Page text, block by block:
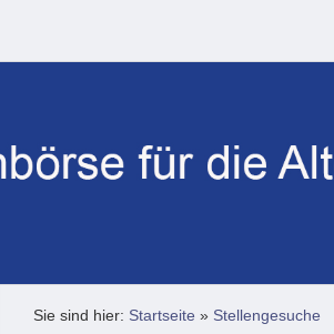
Sie sind hier: Startseite » Stellengesuche